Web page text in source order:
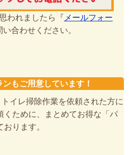
われましたら『 メールフォー
い合わせください。
もご用意しています！
イレ掃除作業を依頼された方に
くために、まとめてお得な「パ
ります。